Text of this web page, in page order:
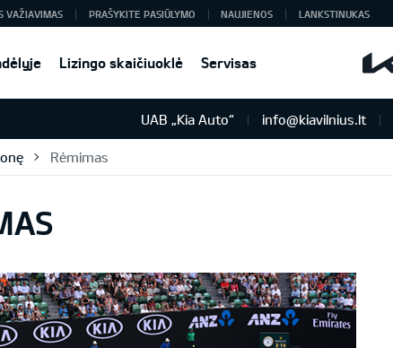
Lizingo skaičiuoklė Servisas
VAŽIAVIMAS PRAŠYKITE PASIŪLYMO NAUJIENOS LANKSTINUKAS
UAB „Kia Auto“ info@kiavilnius.lt
Auto“Rėmimas